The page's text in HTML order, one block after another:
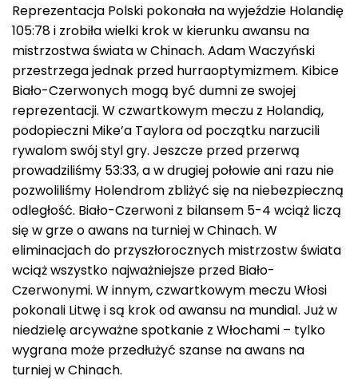
Reprezentacja Polski pokonała na wyjeździe Holandię
105:78 i zrobiła wielki krok w kierunku awansu na
mistrzostwa świata w Chinach. Adam Waczyński
przestrzega jednak przed hurraoptymizmem. Kibice
Biało-Czerwonych mogą być dumni ze swojej
reprezentacji. W czwartkowym meczu z Holandią,
podopieczni Mike’a Taylora od początku narzucili
rywalom swój styl gry. Jeszcze przed przerwą
prowadziliśmy 53:33, a w drugiej połowie ani razu nie
pozwoliliśmy Holendrom zbliżyć się na niebezpieczną
odległość. Biało-Czerwoni z bilansem 5-4 wciąż liczą
się w grze o awans na turniej w Chinach. W
eliminacjach do przyszłorocznych mistrzostw świata
wciąż wszystko najważniejsze przed Biało-
Czerwonymi. W innym, czwartkowym meczu Włosi
pokonali Litwę i są krok od awansu na mundial. Już w
niedzielę arcyważne spotkanie z Włochami – tylko
wygrana może przedłużyć szanse na awans na
turniej w Chinach.